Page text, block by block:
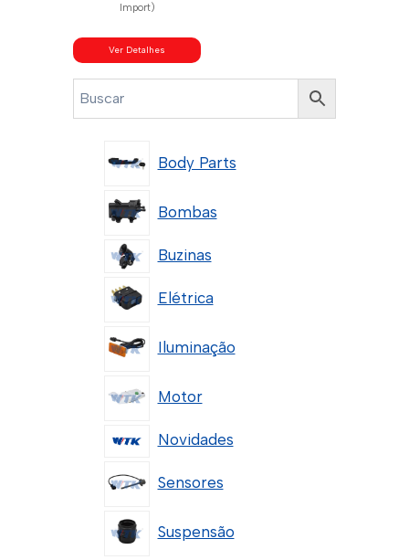
Import)
Ver Detalhes
Body Parts
Bombas
Buzinas
Elétrica
Iluminação
Motor
Novidades
Sensores
Suspensão